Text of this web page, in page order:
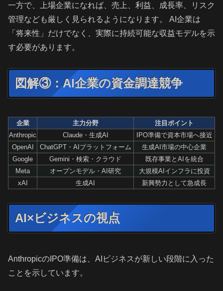
一方で、上場企業になれば、売上、利益、成長率、リスク
管理なども厳しく見られるようになります。 AI企業は
「将来性」だけでなく、実際に持続可能な収益モデルを示
す必要があります。
図解③：AI企業の資金調達競争
企業 主力分野
注目ポイント
Anthropic
Claude・生成AI
IPO準備で資本市場へ接近
OpenAI
ChatGPT・AIプラットフォーム
生成AI市場の中心企業
Google
Gemini・検索・クラウド
既存事業とAIを統合
Meta
オープンモデル・AI研究
大規模AIインフラに投資
xAI
生成AI 新興勢力として急成長
AI×ビジネスの視点
AnthropicのIPO準備は、AIビジネスが新しい段階に入った
ことを示しています。